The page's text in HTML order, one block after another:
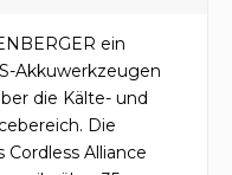
ein
Akkuwerkzeugen
die Kälte- und
Die
Alliance